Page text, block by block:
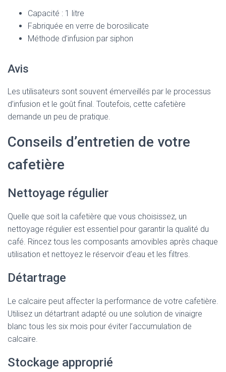
Capacité : 1 litre
Fabriquée en verre de borosilicate
Méthode d’infusion par siphon
Avis
Les utilisateurs sont souvent émerveillés par le processus
d’infusion et le goût final. Toutefois, cette cafetière
demande un peu de pratique.
Conseils d’entretien de votre
cafetière
Nettoyage régulier
Quelle que soit la cafetière que vous choisissez, un
nettoyage régulier est essentiel pour garantir la qualité du
café. Rincez tous les composants amovibles après chaque
utilisation et nettoyez le réservoir d’eau et les filtres.
Détartrage
Le calcaire peut affecter la performance de votre cafetière.
Utilisez un détartrant adapté ou une solution de vinaigre
blanc tous les six mois pour éviter l’accumulation de
calcaire.
Stockage approprié